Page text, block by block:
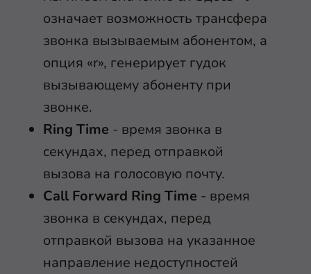
означает возможность трансфера
звонка вызываемым абонентом, а
опция «r», генерирует гудок
вызывающему абоненту при
звонке.
Ring Time - время звонка в
секундах, перед отправкой
вызова на голосовую почту.
Call Forward Ring Time - время
звонка в секундах, перед
отправкой вызова на указанное
направление недоступностей